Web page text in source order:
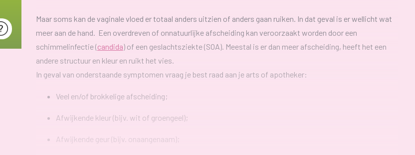
Maar soms kan de vaginale vloed er totaal anders uitzien of anders gaan ruiken. In dat geval is er wellicht wat
meer aan de hand. Een overdreven of onnatuurlijke afscheiding kan veroorzaakt worden door een
schimmelinfectie (candida) of een geslachtsziekte (SOA). Meestal is er dan meer afscheiding, heeft het een
andere structuur en kleur en ruikt het vies.
In geval van onderstaande symptomen vraag je best raad aan je arts of apotheker:
Veel en/of brokkelige afscheiding;
Afwijkende kleur (bijv. wit of groengeel);
Afwijkende geur (bijv. onaangenaam);